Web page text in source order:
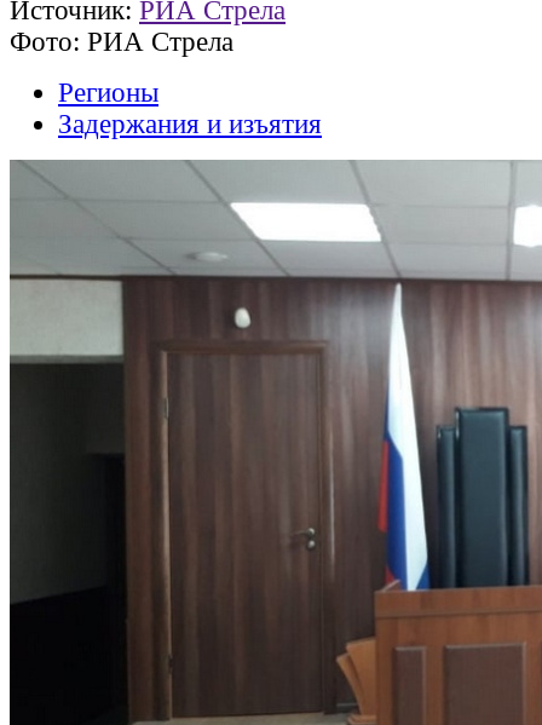
Источник: РИА Стрела
Фото: РИА Стрела
Регионы
Задержания и изъятия